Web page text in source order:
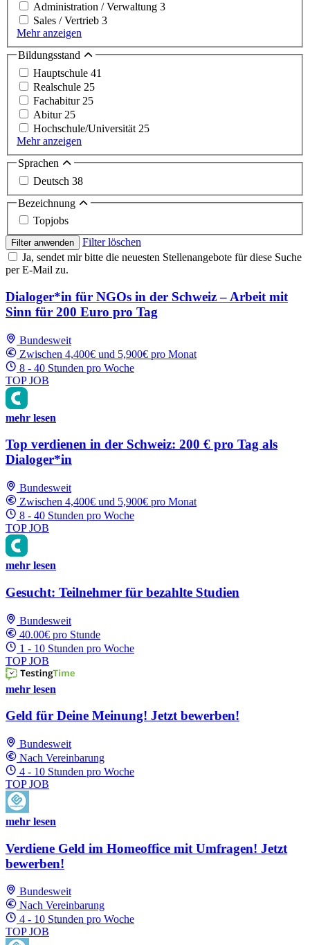
Administration / Verwaltung 3
Sales / Vertrieb 3
Mehr anzeigen
Bildungsstand
Hauptschule 41
Realschule 25
Fachabitur 25
Abitur 25
Hochschule/Universität 25
Mehr anzeigen
Sprachen
Deutsch 38
Bezeichnung
Topjobs
Filter anwenden
Filter löschen
Ja, sendet mir bitte die neuesten Stellenangebote für diese Suche
per E-Mail zu.
Dialoger*in für NGOs in der Schweiz – Arbeit mit
Sinn für 200 Euro pro Tag
Bundesweit
Zwischen 4,400€ und 5,900€ pro Monat
8 - 40 Stunden pro Woche
TOP JOB
mehr lesen
Top verdienen in der Schweiz: 200 € pro Tag als
Dialoger*in
Bundesweit
Zwischen 4,400€ und 5,900€ pro Monat
8 - 40 Stunden pro Woche
TOP JOB
mehr lesen
Gesucht: Teilnehmer für bezahlte Studien
Bundesweit
40.00€ pro Stunde
1 - 10 Stunden pro Woche
TOP JOB
mehr lesen
Geld für Deine Meinung! Jetzt bewerben!
Bundesweit
Nach Vereinbarung
4 - 10 Stunden pro Woche
TOP JOB
mehr lesen
Verdiene Geld im Homeoffice mit Umfragen! Jetzt
bewerben!
Bundesweit
Nach Vereinbarung
4 - 10 Stunden pro Woche
TOP JOB